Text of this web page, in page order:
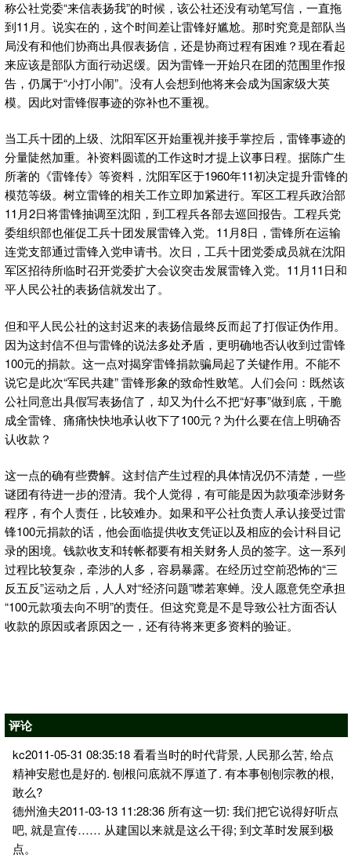
称公社党委“来信表扬我”的时候，该公社还没有动笔写信，一直拖
到11月。说实在的，这个时间差让雷锋好尴尬。那时究竟是部队当
局没有和他们协商出具假表扬信，还是协商过程有困难？现在看起
来应该是部队方面行动迟缓。因为雷锋一开始只在团的范围里作报
告，仍属于“小打小闹”。没有人会想到他将来会成为国家级大英
模。因此对雷锋假事迹的弥补也不重视。
当工兵十团的上级、沈阳军区开始重视并接手掌控后，雷锋事迹的
分量陡然加重。补资料圆谎的工作这时才提上议事日程。据陈广生
所著的《雷锋传》等资料，沈阳军区于1960年11初决定提升雷锋的
模范等级。树立雷锋的相关工作立即加紧进行。军区工程兵政治部
11月2日将雷锋抽调至沈阳，到工程兵各部去巡回报告。工程兵党
委组织部也催促工兵十团发展雷锋入党。11月8日，雷锋所在运输
连党支部通过雷锋入党申请书。次日，工兵十团党委成员就在沈阳
军区招待所临时召开党委扩大会议突击发展雷锋入党。11月11日和
平人民公社的表扬信就发出了。
但和平人民公社的这封迟来的表扬信最终反而起了打假证伪作用。
因为这封信不但与雷锋的说法多处矛盾，更明确地否认收到过雷锋
100元的捐款。这一点对揭穿雷锋捐款骗局起了关键作用。不能不
说它是此次“军民共建” 雷锋形象的致命性败笔。人们会问：既然该
公社同意出具假写表扬信了，却又为什么不把“好事”做到底，干脆
成全雷锋、痛痛快快地承认收下了100元？为什么要在信上明确否
认收款？
这一点的确有些费解。这封信产生过程的具体情况仍不清楚，一些
谜团有待进一步的澄清。我个人觉得，有可能是因为款项牵涉财务
程序，有个人责任，比较难办。如果和平公社负责人承认接受过雷
锋100元捐款的话，他会面临提供收支凭证以及相应的会计科目记
录的困境。钱款收支和转帐都要有相关财务人员的签字。这一系列
过程比较复杂，牵涉的人多，容易暴露。在经历过空前恐怖的“三
反五反”运动之后，人人对“经济问题”噤若寒蝉。没人愿意凭空承担
“100元款项去向不明”的责任。但这究竟是不是导致公社方面否认
收款的原因或者原因之一，还有待将来更多资料的验证。
评论
kc2011-05-31 08:35:18 看看当时的时代背景, 人民那么苦, 给点
精神安慰也是好的. 刨根问底就不厚道了. 有本事刨刨宗教的根,
敢么?
德州渔夫2011-03-13 11:28:36 所有这一切: 我们把它说得好听点
吧, 就是宣传…… 从建国以来就是这么干得; 到文革时发展到极
点。